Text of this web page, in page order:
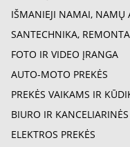
IŠMANIEJI NAMAI, NAMŲ
SANTECHNIKA,
FOTO IR VIDEO ĮRANGA
AUTO-MOTO PREKĖS
PREKĖS VAIKAMS IR
BIURO IR KANCELIARINĖS
ELEKTROS PREKĖS